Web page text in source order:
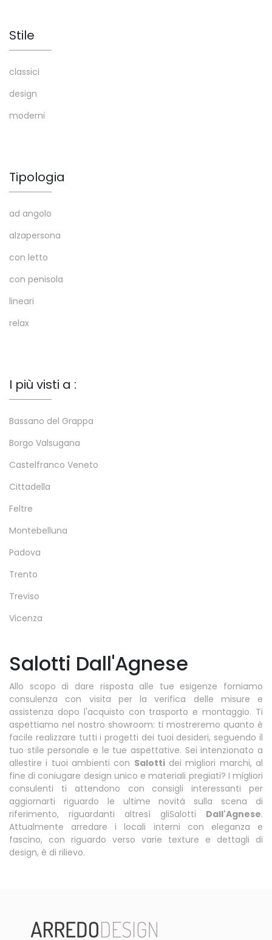
Stile
classici
design
moderni
Tipologia
ad angolo
alzapersona
con letto
con penisola
lineari
relax
I più visti a :
Bassano del Grappa
Borgo Valsugana
Castelfranco Veneto
Cittadella
Feltre
Montebelluna
Padova
Trento
Treviso
Vicenza
Salotti Dall'Agnese
Allo scopo di dare risposta alle tue esigenze forniamo
consulenza con visita per la verifica delle misure e
assistenza dopo l'acquisto con trasporto e montaggio. Ti
aspettiamo nel nostro showroom: ti mostreremo quanto è
facile realizzare tutti i progetti dei tuoi desideri, seguendo il
tuo stile personale e le tue aspettative. Sei intenzionato a
allestire i tuoi ambienti con Salottidei migliori marchi, al
fine di coniugare design unico e materiali pregiati? I migliori
consulenti ti attendono con consigli interessanti per
aggiornarti riguardo le ultime novità sulla scena di
riferimento, riguardanti altresì gliSalotti Dall'Agnese.
Attualmente arredare i locali interni con eleganza e
fascino, con riguardo verso varie texture e dettagli di
design, è di rilievo.